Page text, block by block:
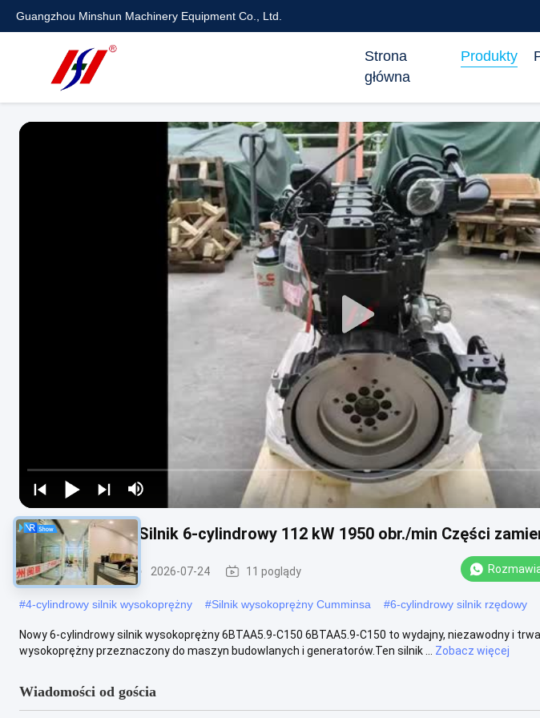
Guangzhou Minshun Machinery Equipment Co., Ltd.
Strona
główna
Produkty
6BTAA5.9-C150 Silnik 6-cylindrowy 112 kW 1950 obr./min Części
Silnik CUMMINS 2026-07-24 11 poglądy
#4-cylindrowy silnik wysokoprężny #Silnik wysokoprężny Cumminsa #6-cylindrowy silnik rzędowy
Nowy 6-cylindrowy silnik wysokoprężny 6BTAA5.9-C150 6BTAA5.9-C150 to wydajny, niezawodny i
wysokoprężny przeznaczony do maszyn budowlanych i generatorów.Ten silnik ...
Zobacz więcej
Wiadomości od gościa